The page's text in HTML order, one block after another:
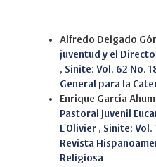
Alfredo Delgado
juventud y el
, Sinite: Vol. 62 No.
General para la
Enrique García
Pastoral Juvenil
L'Olivier , Sinite: Vol.
Revista
Religiosa